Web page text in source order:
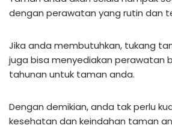
dengan perawatan yang rutin dan
Jika anda membutuhkan, tukang
juga bisa menyediakan perawatan
tahunan untuk taman anda.
Dengan demikian, anda tak perlu
kesehatan dan keindahan taman